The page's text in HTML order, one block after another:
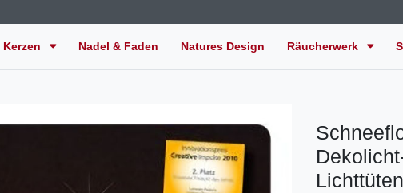
Kerzen Nadel & Faden Natures Design Räucherwerk
Lichttüten